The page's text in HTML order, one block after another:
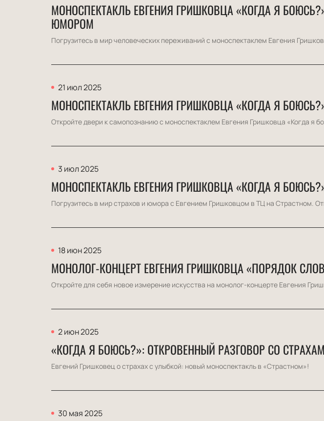
МОНОСПЕКТАКЛЬ ЕВГЕНИЯ ГРИШКОВЦА «КОГДА Я
ЮМОРОМ
Погрузитесь в мир человеческих переживаний с моноспектаклем Евгения
21 июл 2025
МОНОСПЕКТАКЛЬ ЕВГЕНИЯ ГРИШКОВЦА «КОГДА Я
Откройте двери к самопознанию с моноспектаклем Евгения Гришковца «Когда я
3 июл 2025
МОНОСПЕКТАКЛЬ ЕВГЕНИЯ ГРИШКОВЦА «КОГДА Я
Погрузитесь в мир страхов и юмора с Евгением Гришковцом в ТЦ на Страстном.
18 июн 2025
МОНОЛОГ-КОНЦЕРТ ЕВГЕНИЯ ГРИШКОВЦА «ПОРЯДОК
Откройте для себя новое измерение искусства на монолог-концерте Евгения
2 июн 2025
«КОГДА Я БОЮСЬ?»: ОТКРОВЕННЫЙ РАЗГОВОР СО
Евгений Гришковец о страхах с улыбкой: новый моноспектакль в «Страстном»!
30 мая 2025